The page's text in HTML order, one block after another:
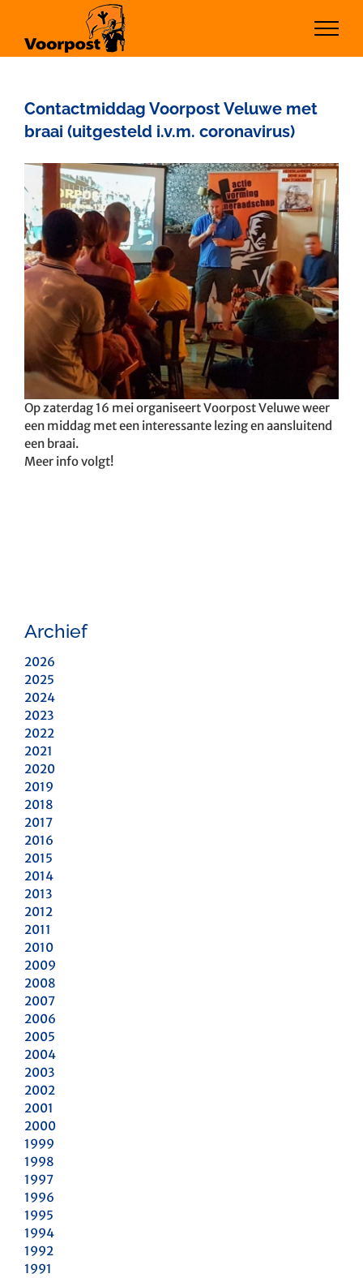
inhoud
Contactmiddag Voorpost Veluwe met
braai (uitgesteld i.v.m. coronavirus)
Bekijk
grotere
afbeelding
Op zaterdag 16 mei organiseert Voorpost Veluwe weer
een middag met een interessante lezing en aansluitend
een braai.
Meer info volgt!
Archief
2026
2025
2024
2023
2022
2021
2020
2019
2018
2017
2016
2015
2014
2013
2012
2011
2010
2009
2008
2007
2006
2005
2004
2003
2002
2001
2000
1999
1998
1997
1996
1995
1994
1992
1991